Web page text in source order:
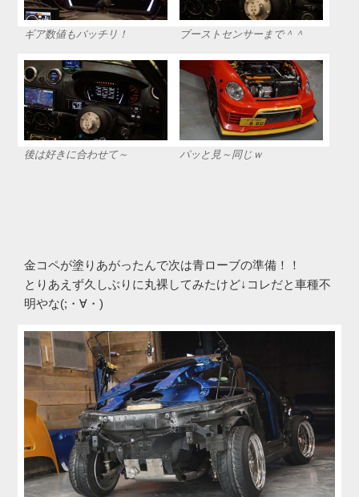
ギア数値もバッチリ！ ブーストセンサーまで＾＾
後は好きに合わせて～ パッと見～同じｗ
金コペが塗りあがったんで次は青ローブの準備！！
とりあえず久しぶりに丸裸してみたけど↓コレだと車種不
明やな(;・∀・)